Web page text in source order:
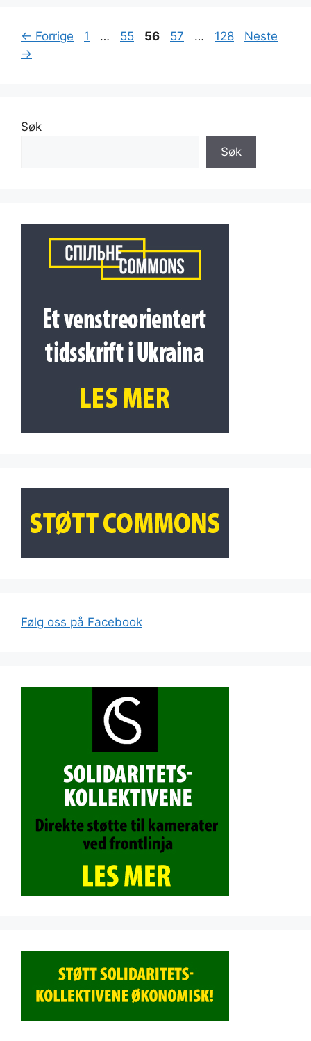
← Forrige Side
1 … Side
55 Side
56 Side
57 … Side
128
Neste
→
Søk
Søk
Følg oss på Facebook